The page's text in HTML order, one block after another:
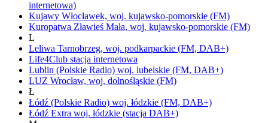
internetowa)
Kujawy Włocławek, woj. kujawsko-pomorskie (FM)
Kuropatwa Zławieś Mała, woj. kujawsko-pomorskie (FM)
L
Leliwa Tarnobrzeg, woj. podkarpackie (FM, DAB+)
Life4Club stacja internetowa
Lublin (Polskie Radio) woj. lubelskie (FM, DAB+)
LUZ Wrocław, woj. dolnośląskie (FM)
Ł
Łódź (Polskie Radio) woj. łódzkie (FM, DAB+)
Łódź Extra woj. łódzkie (stacja DAB+)